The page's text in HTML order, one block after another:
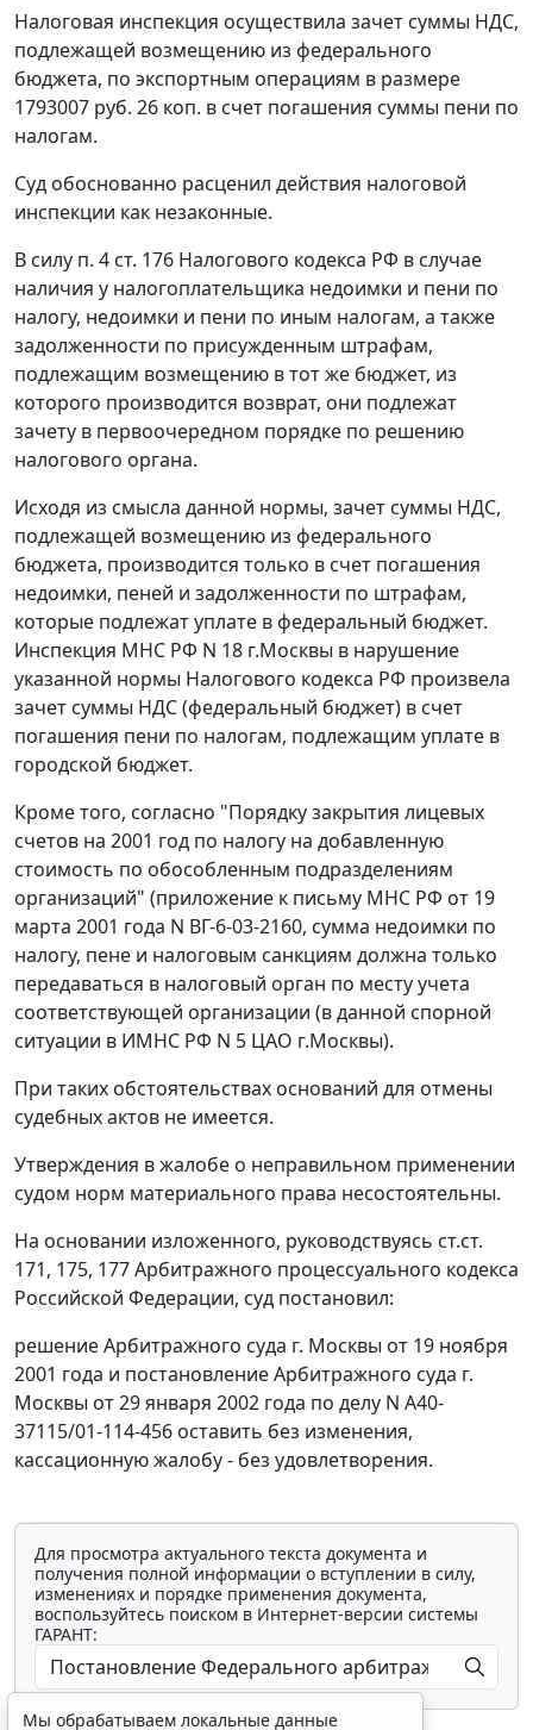
Налоговая инспекция осуществила зачет суммы НДС,
подлежащей возмещению из федерального
бюджета, по экспортным операциям в размере
1793007 руб. 26 коп. в счет погашения суммы пени по
налогам.
Суд обоснованно расценил действия налоговой
инспекции как незаконные.
В силу п. 4 ст. 176 Налогового кодекса РФ в случае
наличия у налогоплательщика недоимки и пени по
налогу, недоимки и пени по иным налогам, а также
задолженности по присужденным штрафам,
подлежащим возмещению в тот же бюджет, из
которого производится возврат, они подлежат
зачету в первоочередном порядке по решению
налогового органа.
Исходя из смысла данной нормы, зачет суммы НДС,
подлежащей возмещению из федерального
бюджета, производится только в счет погашения
недоимки, пеней и задолженности по штрафам,
которые подлежат уплате в федеральный бюджет.
Инспекция МНС РФ N 18 г.Москвы в нарушение
указанной нормы Налогового кодекса РФ произвела
зачет суммы НДС (федеральный бюджет) в счет
погашения пени по налогам, подлежащим уплате в
городской бюджет.
Кроме того, согласно "Порядкузакрытия лицевых
счетов на 2001 год по налогу на добавленную
стоимость по обособленным подразделениям
организаций" (приложение к письму МНС РФ от 19
марта 2001 года N ВГ-6-03-2160, сумма недоимки по
налогу, пене и налоговым санкциям должна только
передаваться в налоговый орган по месту учета
соответствующей организации (в данной спорной
ситуации в ИМНС РФ N 5 ЦАО г.Москвы).
При таких обстоятельствах оснований для отмены
судебных актов не имеется.
Утверждения в жалобе о неправильном применении
судом норм материального права несостоятельны.
На основании изложенного, руководствуясь ст.ст.
171, 175, 177Арбитражного процессуального кодекса
Российской Федерации, суд постановил:
решение Арбитражного суда г. Москвы от 19 ноября
2001 года и постановление Арбитражного суда г.
Москвы от 29 января 2002 года по делу N А40-
37115/01-114-456 оставить без изменения,
кассационную жалобу - без удовлетворения.
Для просмотра актуального текста документа и
получения полной информации о вступлении в силу,
изменениях и порядке применения документа,
воспользуйтесь поиском в Интернет-версии системы
ГАРАНТ:
Мы обрабатываем локальные данные